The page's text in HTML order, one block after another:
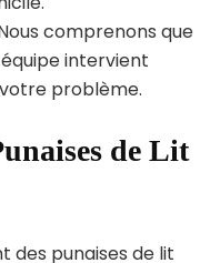
comprenons que
intervient
problème.
de Lit
des punaises de lit